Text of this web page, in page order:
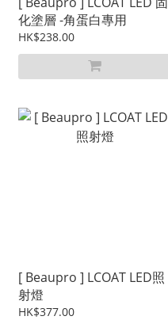
化塗層 -角蛋白專用
HK$238.00
[ Beaupro ] LCOAT LED照
射燈
HK$377.00